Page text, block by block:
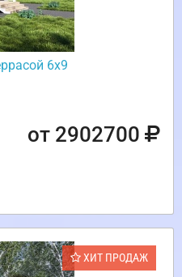
6х9
от 2902700
ХИТ ПРОДАЖ